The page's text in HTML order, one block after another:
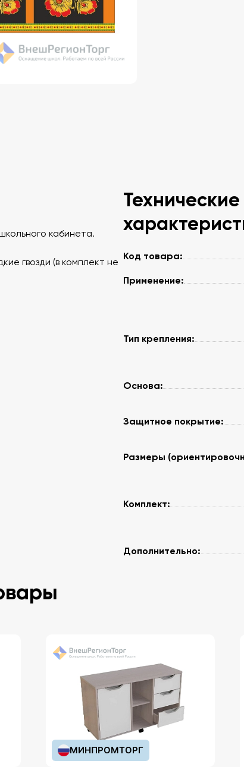
кабинета.
гвозди (в комплект не
Технические
Код товара:
Применение:
Тип крепления:
Основа:
Защитное покрытие:
Размеры
Комплект:
Дополнительно:
МИНПРОМТОРГ